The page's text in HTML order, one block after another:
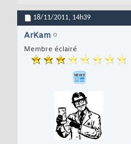
18/11/2011, 14h39
ArKam
Membre éclairé